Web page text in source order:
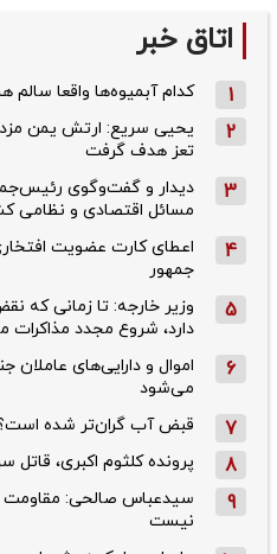
اتاق خبر
1 کدام آبمیوه‌ها واقعا سالم
2
یحیی سریع: ارتش یمن
تعز هدف گرفت
3
دیدار و گفت‌وگوی
مسائل اقتصادی و نظامی
4
اعطای کارت عضویت
جمهور
5
وزیر خارجه: تا زمانی که
دارد، شروع مجدد
6
اموال و دارایی‌های عاملان
می‌شود
7 قبض آب گران‌تر شده است؟
8 پرونده کلثوم اکبری، قاتل
9
سیدعباس صالحی: مقاومت
نیست